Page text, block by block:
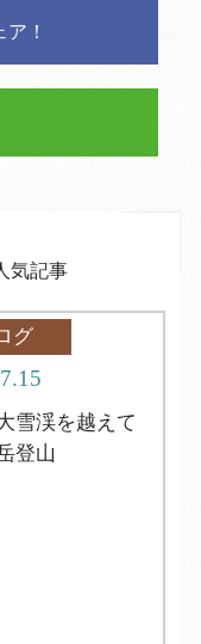
！
気記事
グ
雪渓を越えて
登山